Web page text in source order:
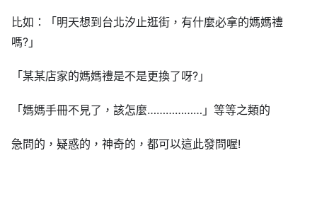
比如：「明天想到台北汐止逛街，有什麼必拿的媽媽禮
嗎?」
「某某店家的媽媽禮是不是更換了呀?」
「媽媽手冊不見了，該怎麼………………」等等之類的
急問的，疑惑的，神奇的，都可以這此發問喔!